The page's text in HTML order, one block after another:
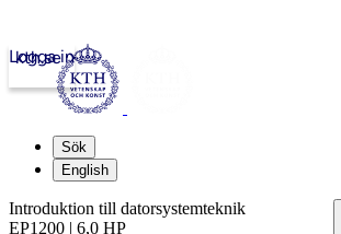
kth.se
Logga in
Sök
English
Introduktion till datorsystemteknik
EP1200 | 6,0 HP